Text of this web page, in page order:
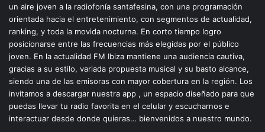
un aire joven a la radiofonía santafesina, con una programación
orientada hacia el entretenimiento, con segmentos de actualidad,
ranking, y toda la movida nocturna. En corto tiempo logro
posicionarse entre las frecuencias más elegidas por el público
joven. En la actualidad FM Ibiza mantiene una audiencia cautiva,
gracias a su estilo, variada propuesta musical y su basto alcance,
siendo una de las emisoras con mayor cobertura en la región. Los
invitamos a descargar nuestra app , un espacio diseñado para que
puedas llevar tu radio favorita en el celular y escucharnos e
interactuar desde donde quieras… bienvenidos a nuestro mundo.